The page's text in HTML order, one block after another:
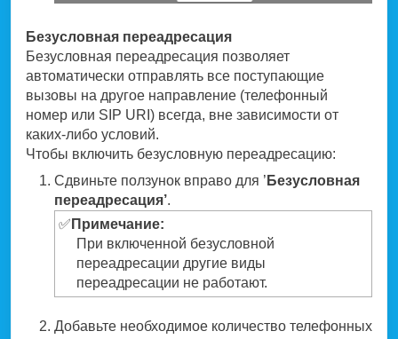
Безусловная переадресация
Безусловная переадресация позволяет
автоматически отправлять все поступающие
вызовы на другое направление (телефонный
номер или SIP URI) всегда, вне зависимости от
каких-либо условий.
Чтобы включить безусловную переадресацию:
Сдвиньте ползунок вправо для ’ Безусловная
переадресация’.
✅ Примечание:
При включенной безусловной
переадресации другие виды
переадресации не работают.
Добавьте необходимое количество телефонных